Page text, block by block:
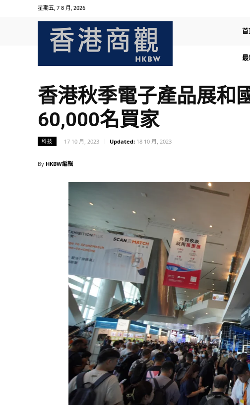
星期五, 7 8 月, 2026
首
最
香港秋季電子產品展和
60,000名買家
科技 17 10 月, 2023 Updated: 18 10 月, 2023
By HKBW編輯